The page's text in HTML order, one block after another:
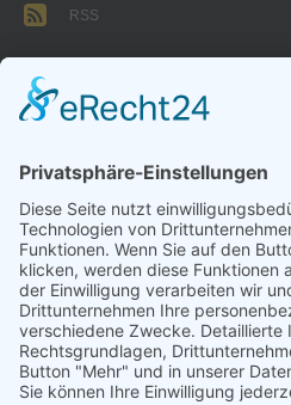
RSS
FORMULARE
Abteilungsbeitrag aktive Spieler:
Jugendliche unter 18: 25 EUR
Erwachsene: 50 EUR
UMMELDEANTRAG
ÜBUNGSLEITERZUWENDUNGEN
INTERNE DOKUMENTE